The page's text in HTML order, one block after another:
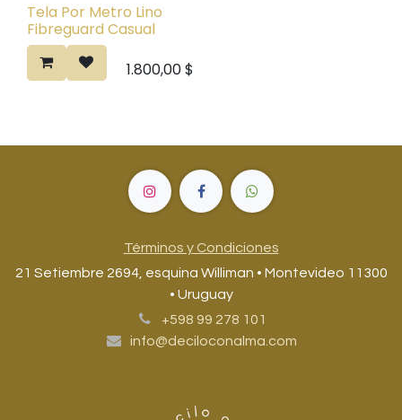
Novedad
Tela Por Metro Lino
Fibreguard Casual
1.800,00$
Términos y Condiciones
21 Setiembre 2694, esquina Williman • Montevideo 11300
• Uruguay
+598 99 278 101
info@deciloconalma.com